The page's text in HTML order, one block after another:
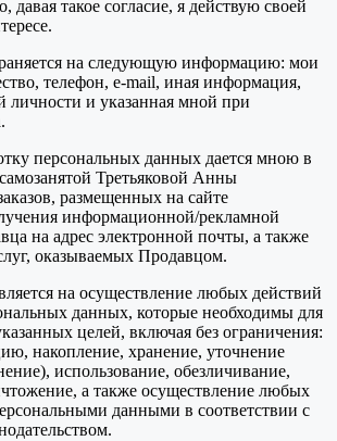
давая такое согласие, я действую своей
на следующую информацию: мои
телефон, e-mail, иная информация,
личности и указанная мной при
персональных данных дается мною в
Третьяковой Анны
размещенных на сайте
информационной/рекламной
на адрес электронной почты, а также
оказываемых Продавцом.
на осуществление любых действий
данных, которые необходимы для
целей, включая без ограничения:
накопление, хранение, уточнение
использование, обезличивание,
а также осуществление любых
данными в соответствии с